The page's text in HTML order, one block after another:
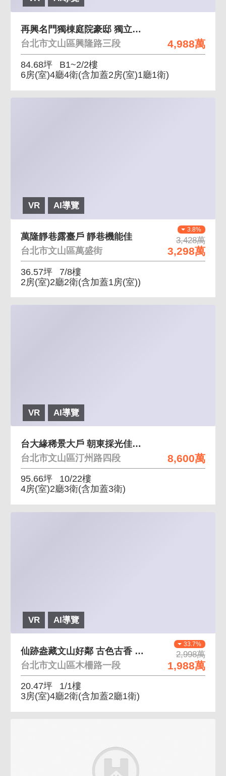
4,988萬
再興名門獨棟庭院豪邸 獨立地號、面寬、大坪數透天
台北市文山區興隆路三段
84.68坪
B1~2/2樓
6房(室)4廳4衛(含加蓋2房(室)1廳1衛)
VR AI導覽
3.8%
3,428萬
3,298萬
萬隆靜巷露臺戶 靜巷機能佳
台北市文山區萬盛街
36.57坪
7/8樓
2房(室)2廳2衛(含加蓋1房(室))
VR AI導覽
8,600萬
台大緣稀景大戶 朝東採光佳、遠挑蟾蜍山
台北市文山區汀州路四段
95.66坪
10/22樓
4房(室)2廳3衛(含加蓋3衛)
VR AI導覽
33.7%
2,998萬
1,988萬
仙跡盎藏文山好鄰 古色古香 離塵不離城
台北市文山區木柵路一段
20.47坪
1/1樓
3房(室)4廳2衛(含加蓋2廳1衛)